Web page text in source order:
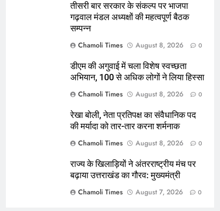
तीसरी बार सरकार के संकल्प पर भाजपा
गढ़वाल मंडल अध्यक्षों की महत्वपूर्ण बैठक
सम्पन्न
Chamoli Times
August 8, 2026 0
डीएम की अगुवाई में चला विशेष स्वच्छता
अभियान, 100 से अधिक लोगों ने लिया हिस्सा
Chamoli Times
August 8, 2026 0
रेखा बोली, नेता प्रतिपक्ष का संवैधानिक पद
की मर्यादा को तार-तार करना शर्मनाक
Chamoli Times
August 8, 2026 0
राज्य के खिलाड़ियों ने अंतरराष्ट्रीय मंच पर
बढ़ाया उत्तराखंड का गौरव: मुख्यमंत्री
Chamoli Times
August 7, 2026 0